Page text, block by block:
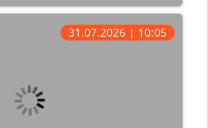
31.07.2026 | 10:05